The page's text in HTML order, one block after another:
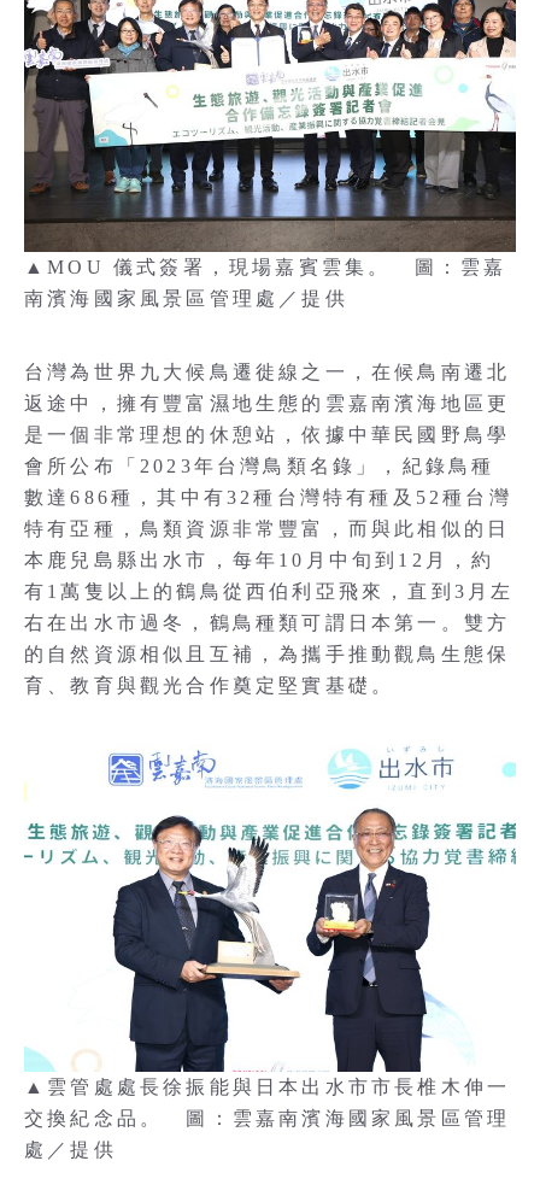
▲MOU 儀式簽署，現場嘉賓雲集。 圖：雲嘉
南濱海國家風景區管理處／提供
台灣為世界九大候鳥遷徙線之一，在候鳥南遷北
返途中，擁有豐富濕地生態的雲嘉南濱海地區更
是一個非常理想的休憩站，依據中華民國野鳥學
會所公布「2023年台灣鳥類名錄」，紀錄鳥種
數達686種，其中有32種台灣特有種及52種台灣
特有亞種，鳥類資源非常豐富，而與此相似的日
本鹿兒島縣出水市，每年10月中旬到12月，約
有1萬隻以上的鶴鳥從西伯利亞飛來，直到3月左
右在出水市過冬，鶴鳥種類可謂日本第一。雙方
的自然資源相似且互補，為攜手推動觀鳥生態保
育、教育與觀光合作奠定堅實基礎。
▲雲管處處長徐振能與日本出水市市長椎木伸一
交換紀念品。 圖：雲嘉南濱海國家風景區管理
處／提供